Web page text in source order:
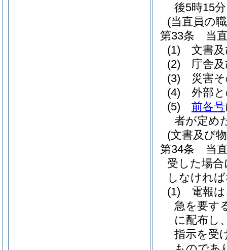
後5時15
(当直員の
第33条
当
(1)
文書
(2)
庁舎
(3)
災害
(4)
外部
(5)
前各号
者が定め
(文書及び
第34条
当
受した場
しなけれ
(1)
電報
急を要す
に配布し
指示を受